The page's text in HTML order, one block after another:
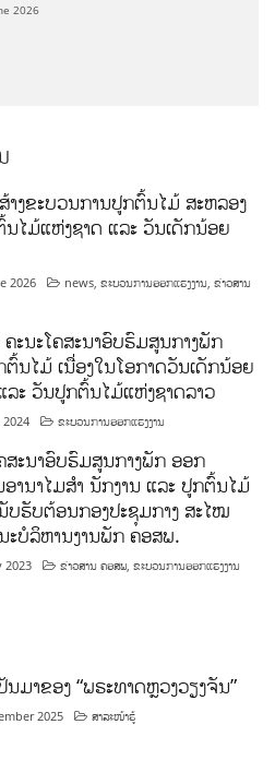
2026
າງຂະບວນການປູກຕົ້ນໄມ້ ສະຫລອງ
ໄມ້ແຫ່ງຊາດ ແລະ ວັນເດັກນ້ອຍ
2026 news,ຂະບວນການອອກແຮງງານ,ຂ່າວສານ
ຄະນະໂຄສະນາອົບຮົມສູນກາງພັກ
ນໄມ້ ເນື່ອງໃນໂອກາດວັນເດັກນ້ອຍ
ລະ ວັນປູກຕົ້ນໄມ້ແຫ່ງຊາດລາວ
2024 ຂະບວນການອອກແຮງງານ
ສະນາອົບຮົມສູນກາງພັກ ອອກ
ອານາໄມສໍາ ນັກງານ ແລະ ປູກຕົ້ນໄມ້
ບຮັບຕ້ອນກອງປະຊຸມກາງ ສະໄໝ
ະບໍລິຫານງານພັກ ຄອສພ.
2023 ຂ່າວສານ ຄອສພ,ຂະບວນການອອກແຮງງານ
ນມາຂອງ “ພຣະທາດຫຼວງວຽງຈັນ”
2025 ສາລະໜ້າຮູ້